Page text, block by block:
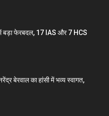
में बड़ा फेरबदल, 17 IAS और 7 HCS
बेरवाल का हांसी में भव्य स्वागत,